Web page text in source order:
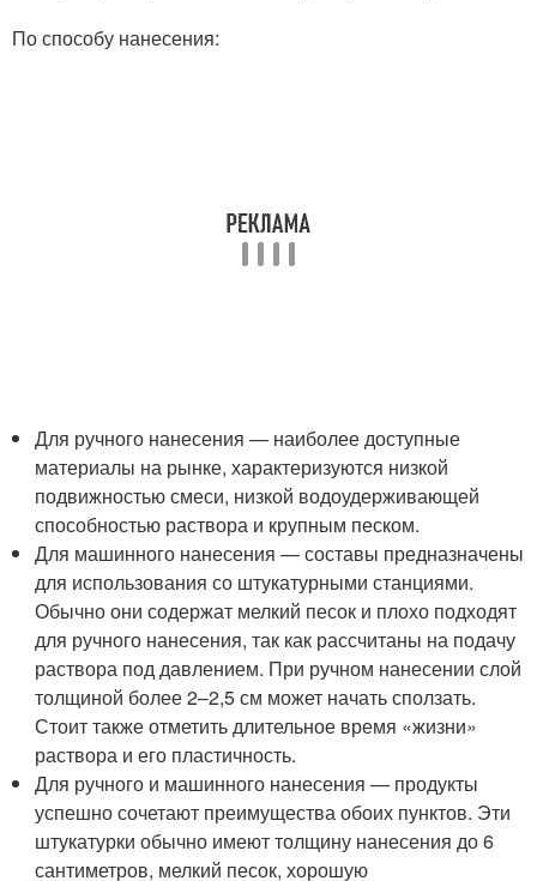
По способу нанесения:
Для ручного нанесения — наиболее доступные
материалы на рынке, характеризуются низкой
подвижностью смеси, низкой водоудерживающей
способностью раствора и крупным песком.
Для машинного нанесения — составы предназначены
для использования со штукатурными станциями.
Обычно они содержат мелкий песок и плохо подходят
для ручного нанесения, так как рассчитаны на подачу
раствора под давлением. При ручном нанесении слой
толщиной более 2–2,5 см может начать сползать.
Стоит также отметить длительное время «жизни»
раствора и его пластичность.
Для ручного и машинного нанесения — продукты
успешно сочетают преимущества обоих пунктов. Эти
штукатурки обычно имеют толщину нанесения до 6
сантиметров, мелкий песок, хорошую